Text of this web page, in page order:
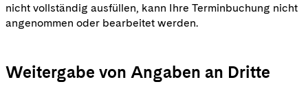
nicht vollständig ausfüllen, kann Ihre Terminbuchung nicht
angenommen oder bearbeitet werden.
Weitergabe von Angaben an Dritte